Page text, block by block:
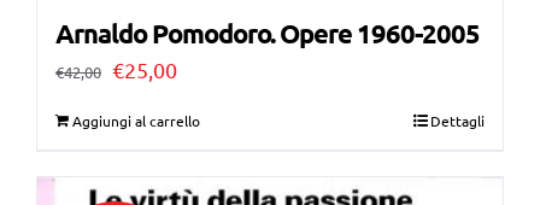
Arnaldo Pomodoro. Opere 1960-2005
€42,00 Il
€25,00Il
è:
Aggiungi al carrello Dettagli